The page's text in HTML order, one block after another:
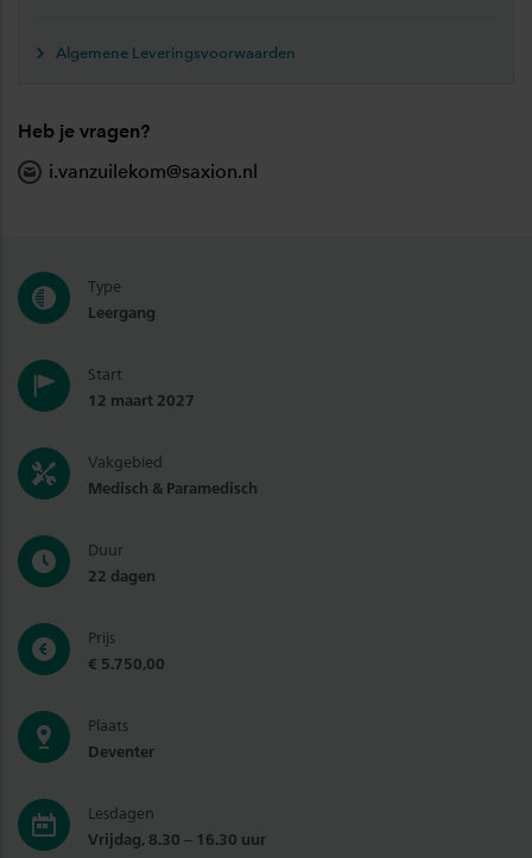
Algemene Leveringsvoorwaarden
Heb je vragen?
i.vanzuilekom@saxion.nl
Type
Leergang
Start
12 maart 2027
Vakgebied
Medisch & Paramedisch
Duur
22 dagen
Prijs
€ 5.750,00
Plaats
Deventer
Lesdagen
Vrijdag, 8.30 – 16.30 uur